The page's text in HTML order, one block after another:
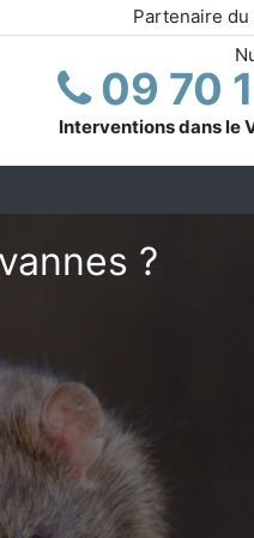
Partenaire du
09 70
Interventions dans le
?